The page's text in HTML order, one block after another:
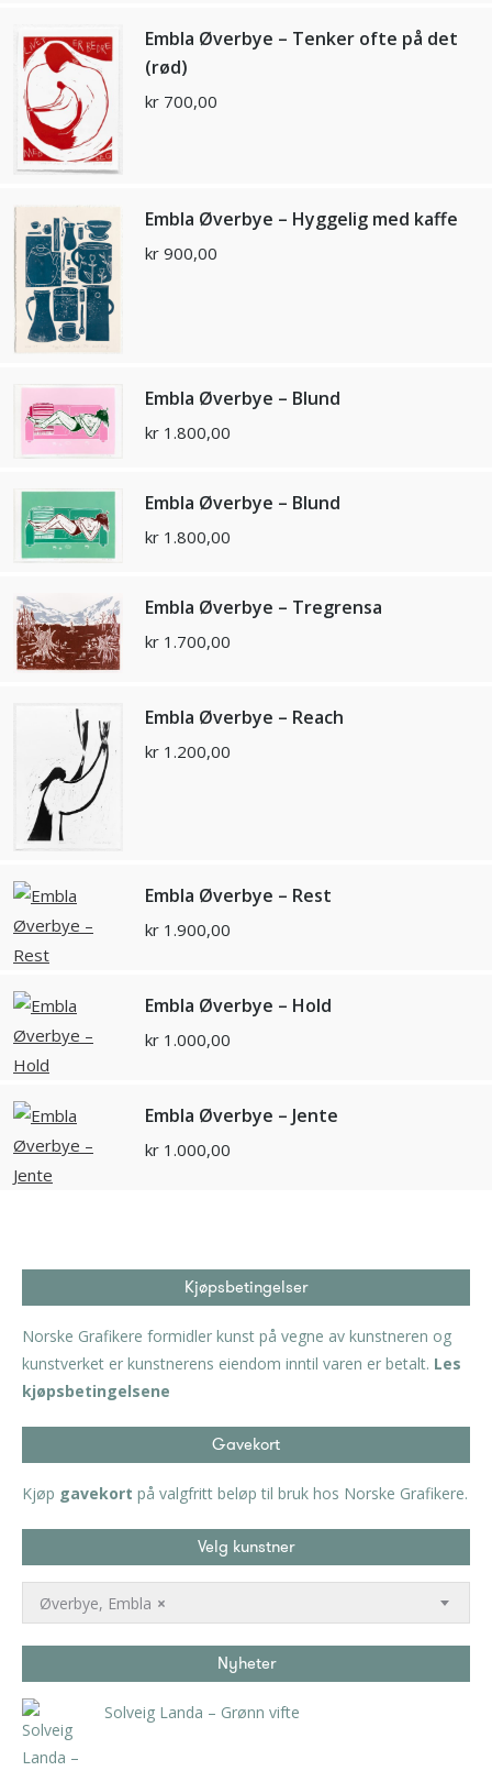
Embla Øverbye – Tenker ofte på det
(rød)
kr 700,00
Embla Øverbye – Hyggelig med kaffe
kr 900,00
Embla Øverbye – Blund
kr 1.800,00
Embla Øverbye – Blund
kr 1.800,00
Embla Øverbye – Tregrensa
kr 1.700,00
Embla Øverbye – Reach
kr 1.200,00
Embla Øverbye – Rest
kr 1.900,00
Embla Øverbye – Hold
kr 1.000,00
Embla Øverbye – Jente
kr 1.000,00
Kjøpsbetingelser
Norske Grafikere formidler kunst på vegne av kunstneren og
kunstverket er kunstnerens eiendom inntil varen er betalt. Les
kjøpsbetingelsene
Gavekort
Kjøp gavekort på valgfritt beløp til bruk hos Norske Grafikere.
Velg kunstner
×
Øverbye, Embla
Nyheter
Solveig Landa – Grønn vifte